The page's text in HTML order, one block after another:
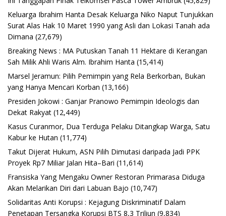
Keluarga Ibrahim Hanta Desak Keluarga Niko Naput Tunjukkan
Surat Alas Hak 10 Maret 1990 yang Asli dan Lokasi Tanah ada
Dimana (27,679)
Breaking News : MA Putuskan Tanah 11 Hektare di Kerangan
Sah Milik Ahli Waris Alm. Ibrahim Hanta (15,414)
Marsel Jeramun: Pilih Pemimpin yang Rela Berkorban, Bukan
yang Hanya Mencari Korban (13,166)
Presiden Jokowi : Ganjar Pranowo Pemimpin Ideologis dan
Dekat Rakyat (12,449)
Kasus Curanmor, Dua Terduga Pelaku Ditangkap Warga, Satu
Kabur ke Hutan (11,774)
Takut Dijerat Hukum, ASN Pilih Dimutasi daripada Jadi PPK
Proyek Rp7 Miliar Jalan Hita–Bari (11,614)
Fransiska Yang Mengaku Owner Restoran Primarasa Diduga
Akan Melarikan Diri dari Labuan Bajo (10,747)
Solidaritas Anti Korupsi : Kejagung Diskriminatif Dalam
Penetapan Tersangka Korupsi BTS 8,3 Triliun (9,834)